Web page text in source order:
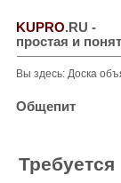
KUPRO.RU -
простая и
Вы здесь: Доска
Общепит